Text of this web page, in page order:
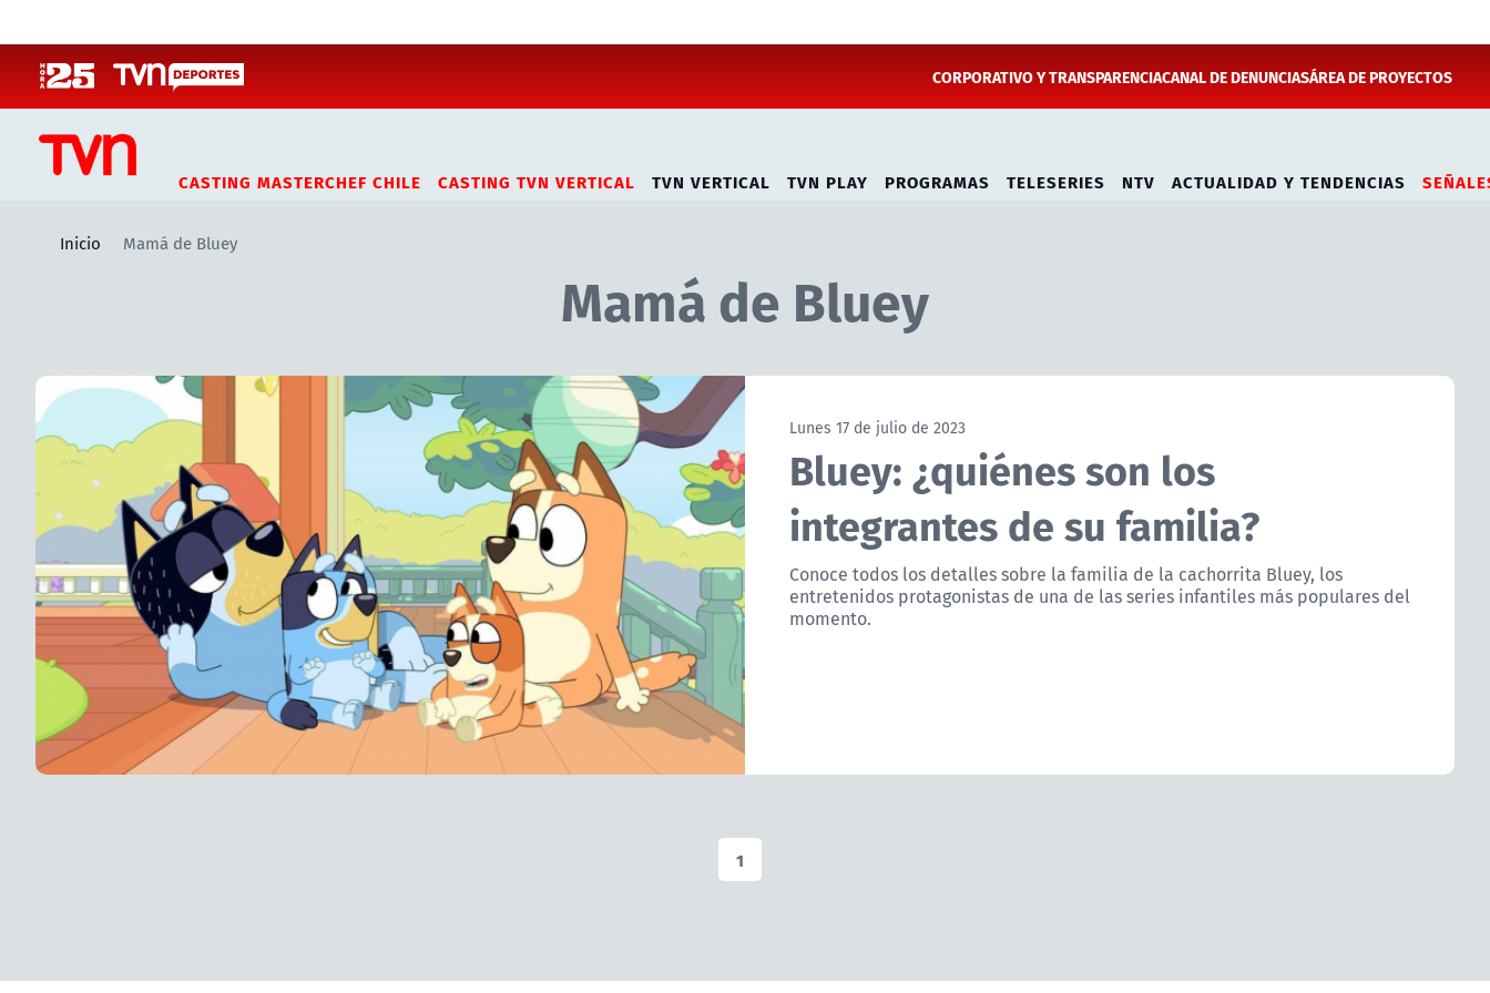
CORPORATIVO Y TRANSPARENCIACANAL DE DENUNCIASÁREA DE PROYECTOS
CASTING MASTERCHEF CHILE CASTING TVN VERTICAL TVN VERTICAL TVN PLAY PROGRAMAS TELESERIES NTV ACTUALIDAD Y TENDENCIAS
Inicio Mamá de Bluey
Mamá de Bluey
Lunes 17 de julio de 2023
Bluey: ¿quiénes son los
integrantes de su familia?
Conoce todos los detalles sobre la familia de la cachorrita Bluey, los
entretenidos protagonistas de una de las series infantiles más populares del
momento.
1